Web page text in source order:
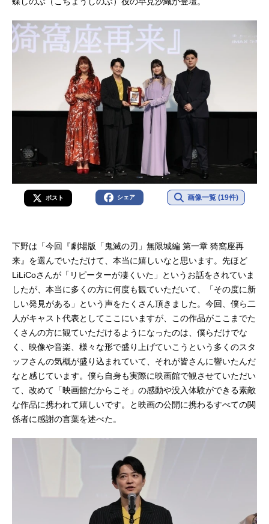
ポスト シェア 画像一覧 (19件)
下野は「今回『劇場版「鬼滅の刃」無限城編 第一章 猗窩座再
来』を選んでいただけて、本当に嬉しいなと思います。先ほど
LiLiCoさんが「リピーターが凄くいた」というお話をされていま
したが、本当に多くの方に何度も観ていただいて、「その度に新
しい発見がある」という声をたくさん頂きました。今回、僕ら二
人がキャスト代表としてここにいますが、この作品がここまでた
くさんの方に観ていただけるようになったのは、僕らだけでな
く、映像や音楽、様々な形で盛り上げていこうという多くのスタ
ッフさんの気概が盛り込まれていて、それが皆さんに響いたんだ
なと感じています。僕ら自身も実際に映画館で観させていただい
て、改めて「映画館だからこそ」の感動や没入体験ができる素敵
な作品に携われて嬉しいです。と映画の公開に携わるすべての関
係者に感謝の言葉を述べた。